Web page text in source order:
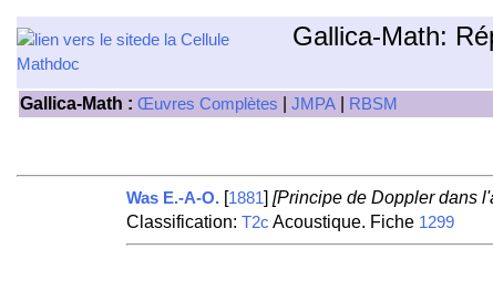
Gallica-Math:
Gallica-Math : Œuvres Complètes JMPA RBSM
Was E.-A-O. [1881] [Principe de Doppler dans
Classification: T2c Acoustique. Fiche 1299